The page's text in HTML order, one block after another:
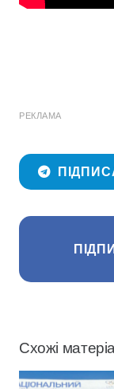
РЕКЛАМА
Схожі